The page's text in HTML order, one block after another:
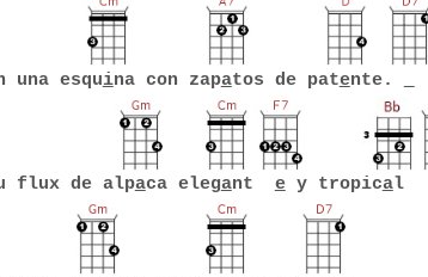
una esquina con zapatos de patente.
flux de alpaca elegant ey tropical